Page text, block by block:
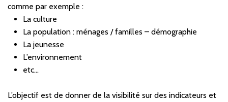
comme par exemple :
La culture
La population : ménages / familles – démographie
La jeunesse
L’environnement
etc…
L’objectif est de donner de la visibilité sur des indicateurs et